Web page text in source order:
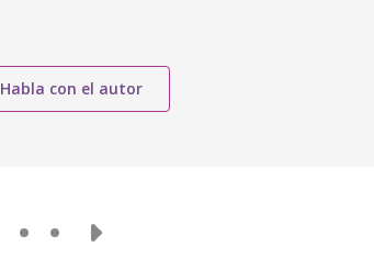
Habla con el autor